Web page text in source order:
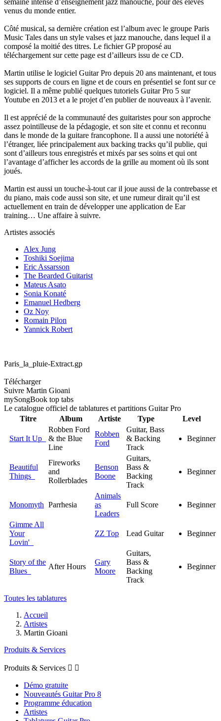
semaine intense d’enseignement jazz manouche, pour des élèves
venus du monde entier.
Côté musical, sa dernière création est l’album avec le groupe Paris
Music Tales dans un style valses et jazz manouche, dans lequel il a
composé la moitié des titres. Le fichier GP proposé au
téléchargement sur cette page est d’ailleurs issu de ce CD.
Martin utilise le logiciel Guitar Pro depuis 20 ans maintenant, et tous
ses supports de cours en ligne et de cours en présentiel se font sur ce
logiciel. Il a même publié quelques tutoriels Guitar Pro 5 sur
Youtube en 2013 et a le projet d’en publier de nouveaux à l’avenir.
Il est apprécié de la communauté des guitaristes pour son approche
assez pointilleuse de la pédagogie, et son site et connu et reconnu
dans le monde de la guitare francophone. Il a aussi une notoriété à
l’étranger, liée principalement aux backing tracks qu’il publie, qui
sont d’ailleurs tous enregistrés et mixés par ses soins et qui ont
l’avantage d’afficher les accords de la grille au moment où ils sont
joués.
Martin est aussi un touche-à-tout car il joue aussi de la contrebasse et
du piano, mais code aussi son site, et une rumeur dirait qu’il est
actuellement en train de développer une application de Ear
training… Une affaire à suivre.
Artistes associés
Alex Jung
Toshiki Soejima
Eric Assarsson
The Bearded Guitarist
Mateus Asato
Sonia Konaté
Emanuel Hedberg
Oz Noy
Romain Pilon
Yannick Robert
Paris_la_pluie-Extract.gp
Télécharger
Suivre Martin Gioani
mySongBook top tabs
Le catalogue officiel de tablatures et partitions Guitar Pro
Titre
Album Artiste Type Level
Start It Up
Robben Ford
& the Blue
Line
Robben
Ford
Guitar, Bass
& Backing
Track
Beginner
Beautiful
Things
Fireworks
and
Rollerblades
Benson
Boone
Guitars,
Bass &
Backing
Track
Beginner
Monomyth Parrhesia
Animals
as
Leaders
Full Score Beginner
Gimme All
Your
Lovin'
ZZ Top Lead Guitar Beginner
Story of the
Blues
After Hours
Gary
Moore
Guitars,
Bass &
Backing
Track
Beginner
Toutes les tablatures
Accueil
Artistes
Martin Gioani
Produits & Services
Produits & Services  
Démo gratuite
Nouveautés Guitar Pro 8
Programme éducation
Artistes